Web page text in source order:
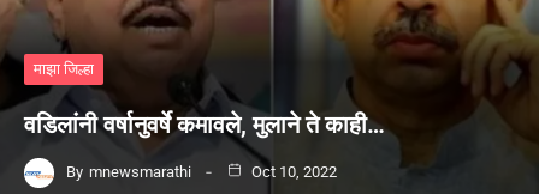
माझा जिल्हा
वडिलांनी वर्षानुवर्षे कमावले, मुलाने ते काही…
By mnewsmarathi Oct 10, 2022